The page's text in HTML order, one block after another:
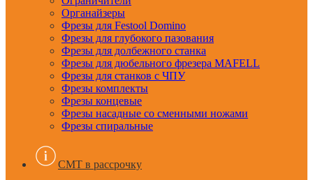
Органайзеры
Фрезы для Festool Domino
Фрезы для глубокого пазования
Фрезы для долбежного станка
Фрезы для дюбельного фрезера MAFELL
Фрезы для станков с ЧПУ
Фрезы комплекты
Фрезы концевые
Фрезы насадные со сменными ножами
Фрезы спиральные
CMT в рассрочку